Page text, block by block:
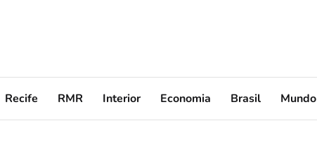
Recife RMR Interior Economia Brasil Mundo